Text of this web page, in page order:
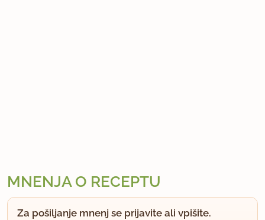
MNENJA O RECEPTU
Za pošiljanje mnenj se prijavite ali vpišite.